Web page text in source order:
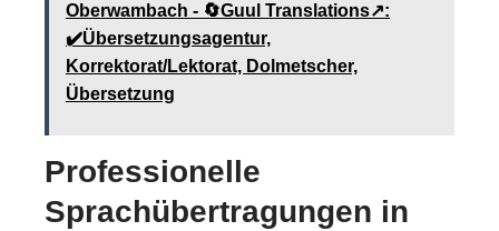
Oberwambach - 🔄Guul Translations↗️:
✔️Übersetzungsagentur,
Korrektorat/Lektorat, Dolmetscher,
Übersetzung
Professionelle
Sprachübertragungen in